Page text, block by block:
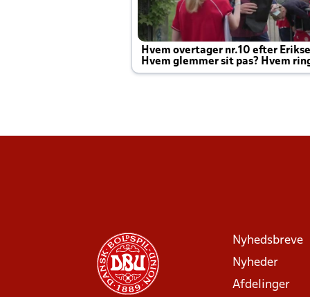
Hvem overtager nr.10 efter
Hvem glemmer sit pas? Hvem
Joachim altid til efter kampe?
Nyhedsbreve
Nyheder
Afdelinger